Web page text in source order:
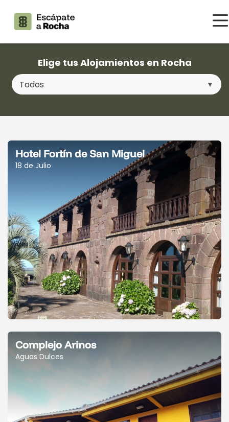
Elige tus Alojamientos en Rocha
Hotel Fortín de San Miguel
18 de Julio
Complejo Arinos
Aguas Dulces